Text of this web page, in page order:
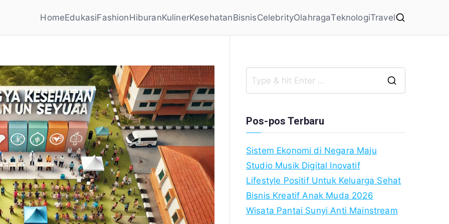
HomeEdukasiFashionHiburanKulinerKesehatanBisnisCelebrityOlahragaTeknologiTravel
Pos-pos Terbaru
Sistem Ekonomi di Negara Maju
Studio Musik Digital Inovatif
Lifestyle Positif Untuk Keluarga Sehat
Bisnis Kreatif Anak Muda 2026
Wisata Pantai Sunyi Anti Mainstream